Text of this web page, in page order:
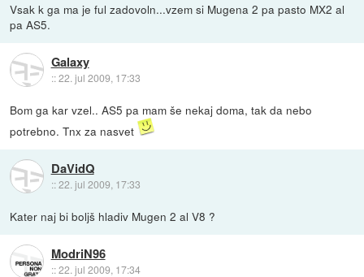
Vsak k ga ma je ful zadovoln...vzem si Mugena 2 pa pasto MX2 al
pa AS5.
Galaxy
::22. jul 2009, 17:33
Bom ga kar vzel.. AS5 pa mam še nekaj doma, tak da nebo
potrebno. Tnx za nasvet
DaVidQ
::22. jul 2009, 17:33
Kater naj bi boljš hladiv Mugen 2 al V8 ?
ModriN96
::22. jul 2009, 17:34